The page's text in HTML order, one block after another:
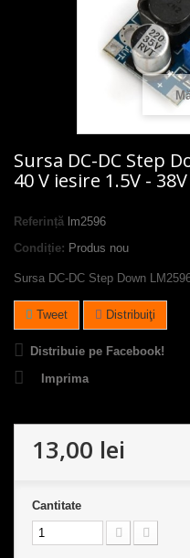
Sursa DC-DC Step
40 V iesire 1.5V - 38V
Referință lm2596
Condiție: Produs nou
Sursa DC-DC Step Down
Tweet Distribuiţi
Distribuie pe Facebook!
Imprima
13,00 lei
Cantitate